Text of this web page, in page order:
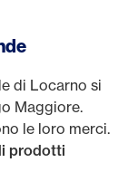
di Locarno si
Maggiore.
le loro merci.
prodotti